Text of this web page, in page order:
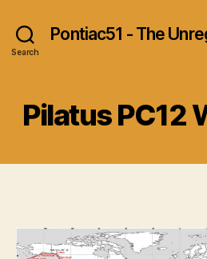
Search
Pontiac51 - The
Pilatus PC12